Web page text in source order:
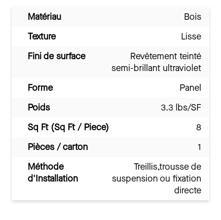
Matériau
Bois
Texture
Lisse
Fini de surface
Revêtement teinté
semi-brillant ultraviolet
Forme
Panel
Poids
3.3 lbs/SF
Sq Ft (Sq Ft / Piece)
8
Pièces / carton
1
Méthode
d'Installation
Treillis,trousse de
suspension ou fixation
directe